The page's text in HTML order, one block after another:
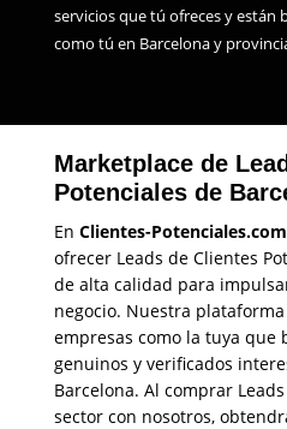
servicios que tú ofreces y están
como tú en Barcelona y
Marketplace de
Potenciales de
En Clientes-Potenciales.com
ofrecer Leads de Clientes
de alta calidad para
negocio. Nuestra
empresas como la tuya que
genuinos y verificados
Barcelona. Al comprar
sector con nosotros,